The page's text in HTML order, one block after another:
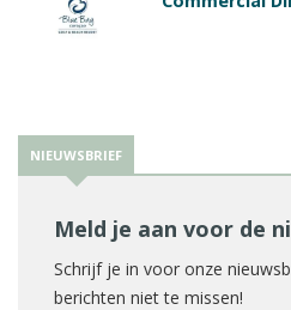
NIEUWSBRIEF
Meld je aan voor de
Schrijf je in voor onze
berichten niet te missen!